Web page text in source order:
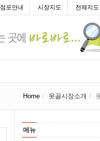
점포안내 시장지도 전체지도
Home 못골시장소개
메뉴